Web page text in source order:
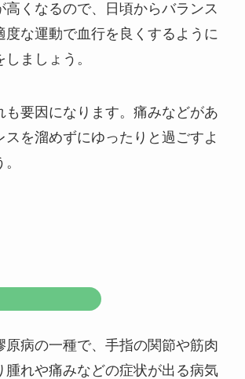
高くなるので、日頃からバランス
度な運動で血行を良くするように
ましょう。
も要因になります。痛みなどがあ
スを溜めずにゆったりと過ごすよ
原病の一種で、手指の関節や筋肉
腫れや痛みなどの症状が出る病気